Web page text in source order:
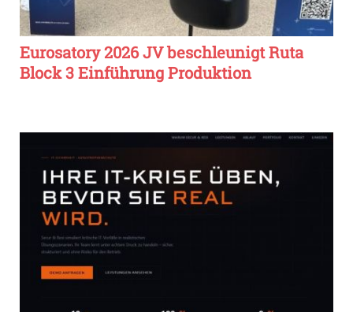
Eurosatory 2026 JV beschleunigt Ruta
Block 3 Einführung Produktion